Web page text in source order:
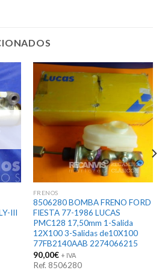
III
FRENOS
8506280 BOMBA FRENO FORD
FIESTA 77-1986 LUCAS
PMC128 17,50mm 1-Salida
12X100 3-Salidas de10X100
77FB2140AAB 2274066215
90,00€ + IVA
Ref. 8506280